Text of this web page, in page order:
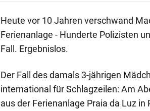
Heute vor 10 Jahren verschwand
Ferienanlage - Hunderte Polizisten
Fall. Ergebnislos.
Der Fall des damals 3-jährigen
international für Schlagzeilen: Am
aus der Ferienanlage Praia da Luz